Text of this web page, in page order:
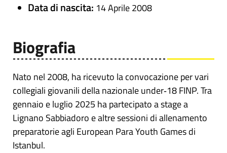
Data di nascita: 14 Aprile 2008
Biografia
Nato nel 2008, ha ricevuto la convocazione per vari
collegiali giovanili della nazionale under‑18 FINP. Tra
gennaio e luglio 2025 ha partecipato a stage a
Lignano Sabbiadoro e altre sessioni di allenamento
preparatorie agli European Para Youth Games di
Istanbul.